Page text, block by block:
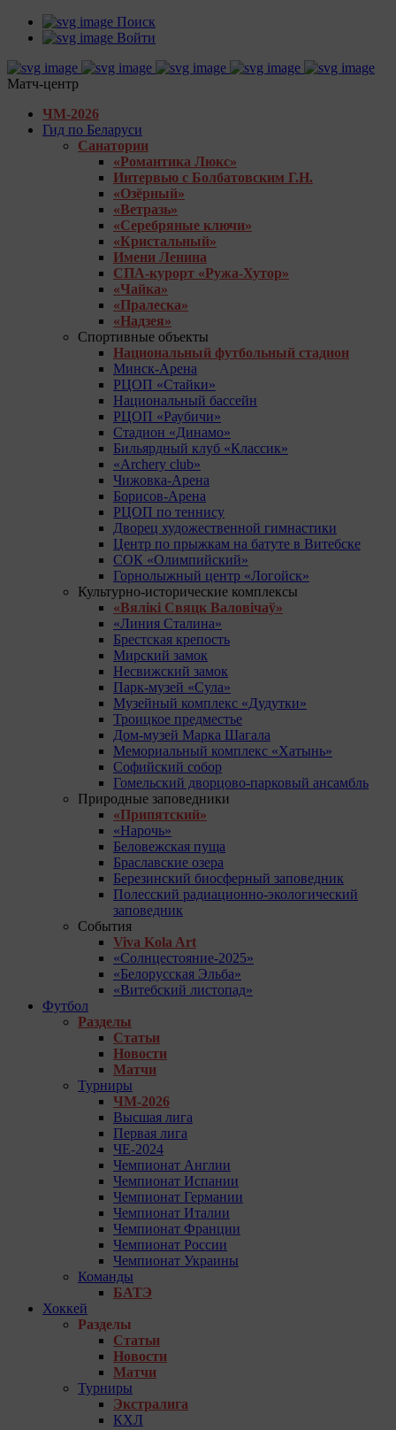
Поиск
Войти
Матч-центр
ЧМ-2026
Гид по Беларуси
Санатории
«Романтика Люкс»
Интервью с Болбатовским Г.Н.
«Озёрный»
«Ветразь»
«Серебряные ключи»
«Кристальный»
Имени Ленина
СПА-курорт «Ружа-Хутор»
«Чайка»
«Пралеска»
«Надзея»
Спортивные объекты
Национальный футбольный стадион
Минск-Арена
РЦОП «Стайки»
Национальный бассейн
РЦОП «Раубичи»
Стадион «Динамо»
Бильярдный клуб «Классик»
«Archery club»
Чижовка-Арена
Борисов-Арена
РЦОП по теннису
Дворец художественной гимнастики
Центр по прыжкам на батуте в Витебске
СОК «Олимпийский»
Горнолыжный центр «Логойск»
Культурно-исторические комплексы
«Вялікі Свяцк Валовічаў»
«Линия Сталина»
Брестская крепость
Мирский замок
Несвижский замок
Парк-музей «Сула»
Музейный комплекс «Дудутки»
Троицкое предместье
Дом-музей Марка Шагала
Мемориальный комплекс «Хатынь»
Софийский собор
Гомельский дворцово-парковый ансамбль
Природные заповедники
«Припятский»
«Нарочь»
Беловежская пуща
Браславские озера
Березинский биосферный заповедник
Полесский радиационно-экологический
заповедник
События
Viva Kola Art
«Солнцестояние-2025»
«Белорусская Эльба»
«Витебский листопад»
Футбол
Разделы
Статьи
Новости
Матчи
Турниры
ЧМ-2026
Высшая лига
Первая лига
ЧЕ-2024
Чемпионат Англии
Чемпионат Испании
Чемпионат Германии
Чемпионат Италии
Чемпионат Франции
Чемпионат России
Чемпионат Украины
Команды
БАТЭ
Хоккей
Разделы
Статьи
Новости
Матчи
Турниры
Экстралига
КХЛ